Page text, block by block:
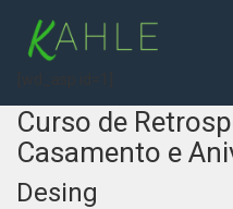
Curso de
Casamento e
Desing